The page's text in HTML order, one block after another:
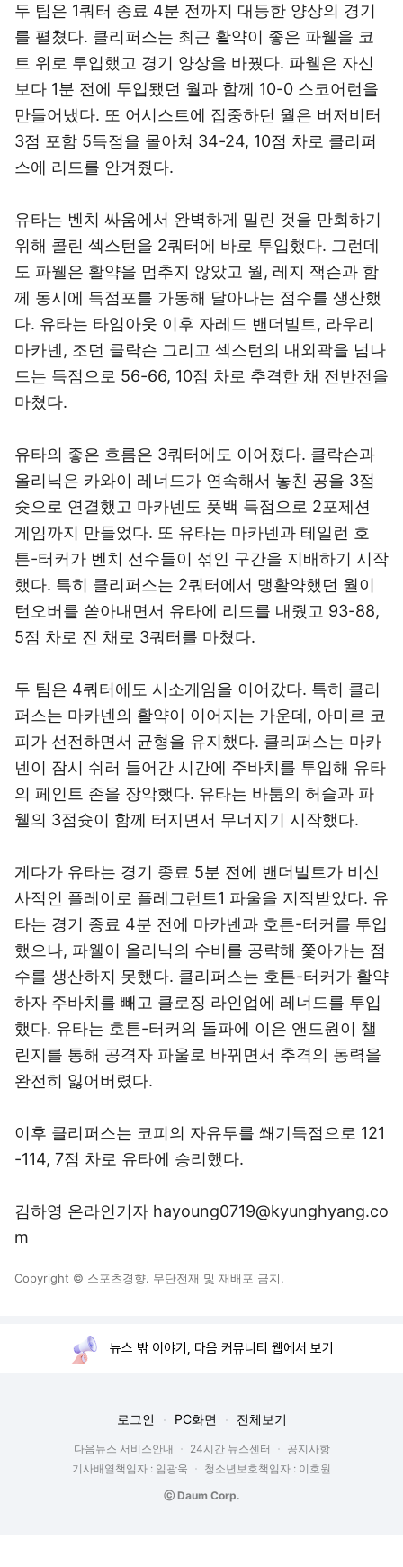
두 팀은 1쿼터 종료 4분 전까지 대등한 양상의 경기
를 펼쳤다. 클리퍼스는 최근 활약이 좋은 파웰을 코
트 위로 투입했고 경기 양상을 바꿨다. 파웰은 자신
보다 1분 전에 투입됐던 월과 함께 10-0 스코어런을
만들어냈다. 또 어시스트에 집중하던 월은 버저비터
3점 포함 5득점을 몰아쳐 34-24, 10점 차로 클리퍼
스에 리드를 안겨줬다.
유타는 벤치 싸움에서 완벽하게 밀린 것을 만회하기
위해 콜린 섹스턴을 2쿼터에 바로 투입했다. 그런데
도 파웰은 활약을 멈추지 않았고 월, 레지 잭슨과 함
께 동시에 득점포를 가동해 달아나는 점수를 생산했
다. 유타는 타임아웃 이후 자레드 밴더빌트, 라우리
마카넨, 조던 클락슨 그리고 섹스턴의 내외곽을 넘나
드는 득점으로 56-66, 10점 차로 추격한 채 전반전을
마쳤다.
유타의 좋은 흐름은 3쿼터에도 이어졌다. 클락슨과
올리닉은 카와이 레너드가 연속해서 놓친 공을 3점
슛으로 연결했고 마카넨도 풋백 득점으로 2포제션
게임까지 만들었다. 또 유타는 마카넨과 테일런 호
튼-터커가 벤치 선수들이 섞인 구간을 지배하기 시작
했다. 특히 클리퍼스는 2쿼터에서 맹활약했던 월이
턴오버를 쏟아내면서 유타에 리드를 내줬고 93-88,
5점 차로 진 채로 3쿼터를 마쳤다.
두 팀은 4쿼터에도 시소게임을 이어갔다. 특히 클리
퍼스는 마카넨의 활약이 이어지는 가운데, 아미르 코
피가 선전하면서 균형을 유지했다. 클리퍼스는 마카
넨이 잠시 쉬러 들어간 시간에 주바치를 투입해 유타
의 페인트 존을 장악했다. 유타는 바툼의 허슬과 파
웰의 3점슛이 함께 터지면서 무너지기 시작했다.
게다가 유타는 경기 종료 5분 전에 밴더빌트가 비신
사적인 플레이로 플레그런트1 파울을 지적받았다. 유
타는 경기 종료 4분 전에 마카넨과 호튼-터커를 투입
했으나, 파웰이 올리닉의 수비를 공략해 쫓아가는 점
수를 생산하지 못했다. 클리퍼스는 호튼-터커가 활약
하자 주바치를 빼고 클로징 라인업에 레너드를 투입
했다. 유타는 호튼-터커의 돌파에 이은 앤드원이 챌
린지를 통해 공격자 파울로 바뀌면서 추격의 동력을
완전히 잃어버렸다.
이후 클리퍼스는 코피의 자유투를 쐐기득점으로 121
-114, 7점 차로 유타에 승리했다.
김하영 온라인기자 hayoung0719@kyunghyang.co
m
Copyright © 스포츠경향. 무단전재 및 재배포 금지.
뉴스 밖 이야기, 다음 커뮤니티 웹에서 보기
로그인 PC화면 전체보기
다음뉴스 서비스안내 24시간 뉴스센터
공지사항
기사배열책임자 : 임광욱
청소년보호책임자 : 이호원
ⓒ Daum Corp.